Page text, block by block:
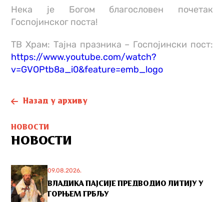
Нека је Богом благословен почетак
Госпојинског поста!
ТВ Храм: Тајна празника – Госпојински пост:
https://www.youtube.com/watch?
v=GVOPtb8a_i0&feature=emb_logo
Назад у архиву
НОВОСТИ
НОВОСТИ
09.08.2026.
ВЛАДИКА ПАЈСИЈЕ ПРЕДВОДИО ЛИТИЈУ У
ГОРЊЕМ ГРБЉУ